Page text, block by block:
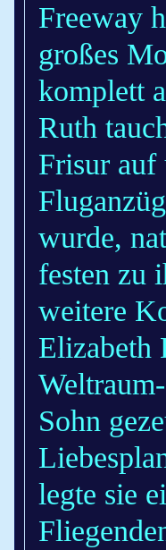
Freeway
großes
komplett
Ruth
Frisur auf
wurde,
festen zu
weitere
Elizabeth
Sohn
legte sie